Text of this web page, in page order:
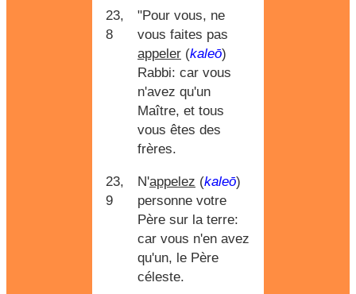
23,
8
"Pour vous, ne
vous faites pas
appeler (kaleō)
Rabbi: car vous
n'avez qu'un
Maître, et tous
vous êtes des
frères.
23,
9
N'appelez (kaleō)
personne votre
Père sur la terre:
car vous n'en avez
qu'un, le Père
céleste.